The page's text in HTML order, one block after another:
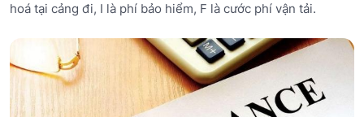
hoá tại cảng đi, I là phí bảo hiểm, F là cước phí vận tải.